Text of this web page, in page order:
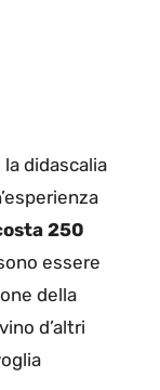
didascalia
250
essere
della
d’altri